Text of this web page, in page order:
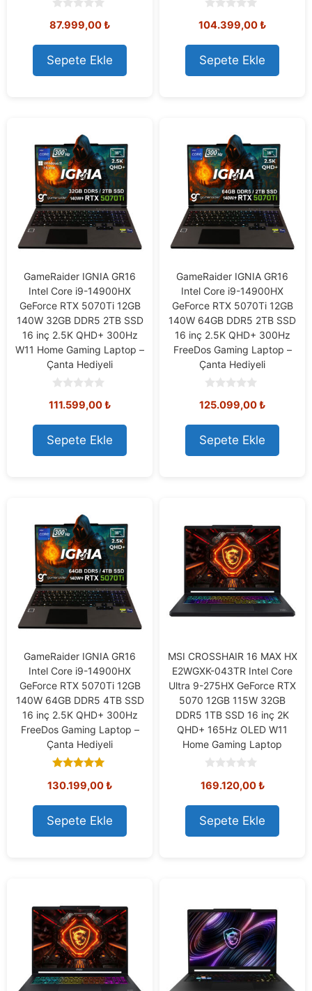
o
t
o
f
5
87.999,00₺
Sepete Ekle
o
t
o
f
5
104.399,00₺
Sepete Ekle
GameRaider IGNIA GR16
Intel Core i9-14900HX
GeForce RTX 5070Ti 12GB
140W 32GB DDR5 2TB SSD
16 inç 2.5K QHD+ 300Hz
W11 Home Gaming Laptop –
Çanta Hediyeli
o
t
o
f
5
111.599,00₺
Sepete Ekle
GameRaider IGNIA GR16
Intel Core i9-14900HX
GeForce RTX 5070Ti 12GB
140W 64GB DDR5 2TB SSD
16 inç 2.5K QHD+ 300Hz
FreeDos Gaming Laptop –
Çanta Hediyeli
o
t
o
f
5
125.099,00₺
Sepete Ekle
GameRaider IGNIA GR16
Intel Core i9-14900HX
GeForce RTX 5070Ti 12GB
140W 64GB DDR5 4TB SSD
16 inç 2.5K QHD+ 300Hz
FreeDos Gaming Laptop –
Çanta Hediyeli
out of 5
130.199,00₺
Sepete Ekle
MSI CROSSHAIR 16 MAX HX
E2WGXK-043TR Intel Core
Ultra 9-275HX GeForce RTX
5070 12GB 115W 32GB
DDR5 1TB SSD 16 inç 2K
QHD+ 165Hz OLED W11
Home Gaming Laptop
o
t
o
f
5
169.120,00₺
Sepete Ekle